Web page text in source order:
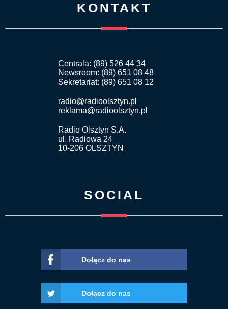
KONTAKT
Centrala: (89) 526 44 34
Newsroom: (89) 651 08 48
Sekretariat: (89) 651 08 12
radio@radioolsztyn.pl
reklama@radioolsztyn.pl
Radio Olsztyn S.A.
ul. Radiowa 24
10-206 OLSZTYN
SOCIAL
Dołącz do nas
Dołącz do nas